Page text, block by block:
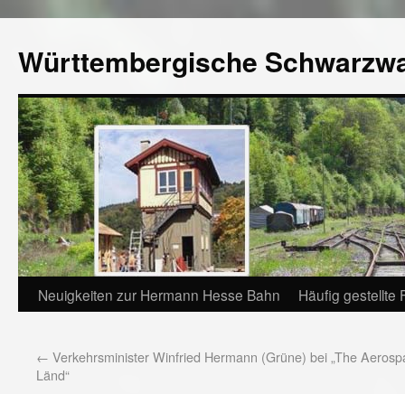
Württembergische
Neuigkeiten zur Hermann Hesse Bahn Häufig gestellte
← Verkehrsminister Winfried Hermann (Grüne) bei „The
Länd“